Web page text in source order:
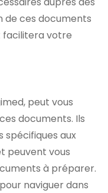
de ces documents
facilitera votre
peut vous
documents. Ils
spécifiques aux
peuvent vous
à préparer.
naviguer dans